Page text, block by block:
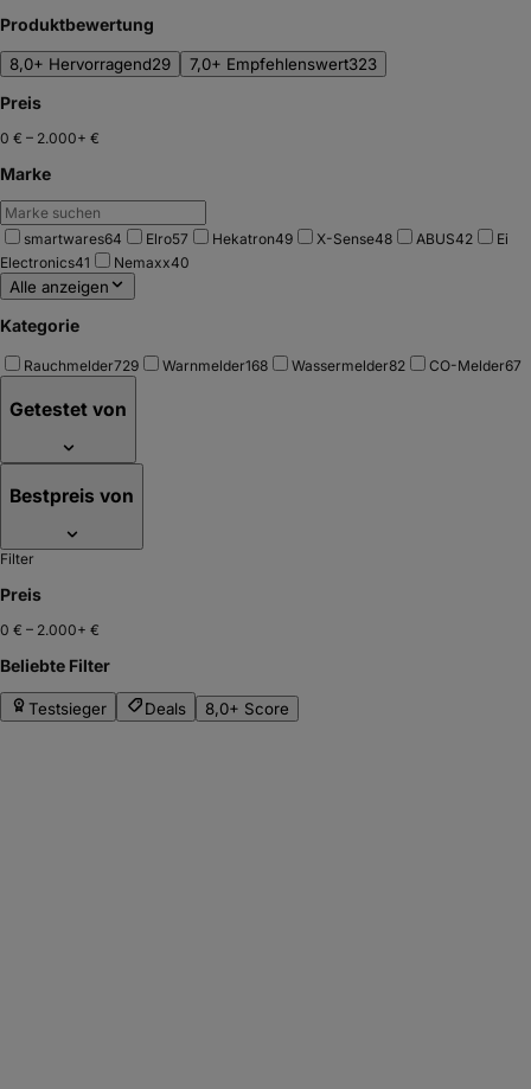
Produktbewertung
8,0+ Hervorragend29 7,0+ Empfehlenswert323
Preis
0 € – 2.000+ €
Marke
smartwares64 Elro57 Hekatron49 X-Sense48 ABUS42
Ei
Electronics41 Nemaxx40
Alle anzeigen
Kategorie
Rauchmelder729 Warnmelder168 Wassermelder82 CO-Melder67
Getestet von
Bestpreis von
Filter
Preis
0 € – 2.000+ €
Beliebte Filter
Testsieger Deals 8,0+ Score